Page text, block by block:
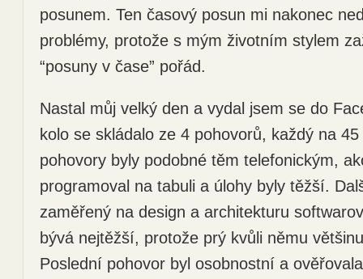
posunem. Ten časový posun mi nakonec
problémy, protože s mým životním stylem
“posuny v čase” pořád.
Nastal můj velký den a vydal jsem se do
kolo se skládalo ze 4 pohovorů, každý na
pohovory byly podobné těm telefonickým,
programoval na tabuli a úlohy byly těžší.
zaměřený na design a architekturu
bývá nejtěžší, protože prý kvůli němu
Poslední pohovor byl osobnostní a